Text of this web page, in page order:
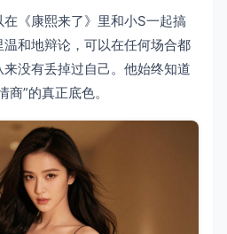
《康熙来了》里和小S一起搞
和地辩论，可以在任何场合都
没有丢掉过自己。他始终知道
商”的真正底色。